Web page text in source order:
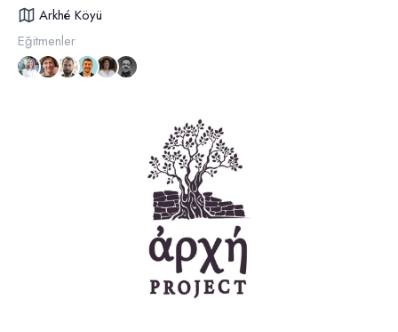
Arkhé Köyü
Eğitmenler